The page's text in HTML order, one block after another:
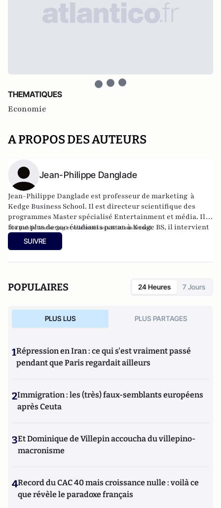
THEMATIQUES
Economie
A PROPOS DES AUTEURS
Jean-Philippe Danglade
Jean-Philippe Danglade est professeur de marketing à
Kedge Business School. Il est directeur scientifique des
programmes Master spécialisé Entertainment et média. Il
forme plus de 300 étudiants par an à Kedge BS, il intervient
également à l'ESTC, Escarc, l'université Paul Cézanne, l'IAE
de Savoie.
Il a publiéMarketing et célébrités aux Editions Dunod.
SUIVRE
POPULAIRES 24 Heures 7 Jours
PLUS LUS PLUS PARTAGES
1Répression en Iran : ce qui s'est vraiment passé
pendant que Paris regardait ailleurs
2Immigration : les (très) faux-semblants européens
après Ceuta
3Et Dominique de Villepin accoucha du villepino-
macronisme
4Record du CAC 40 mais croissance nulle : voilà ce
que révèle le paradoxe français